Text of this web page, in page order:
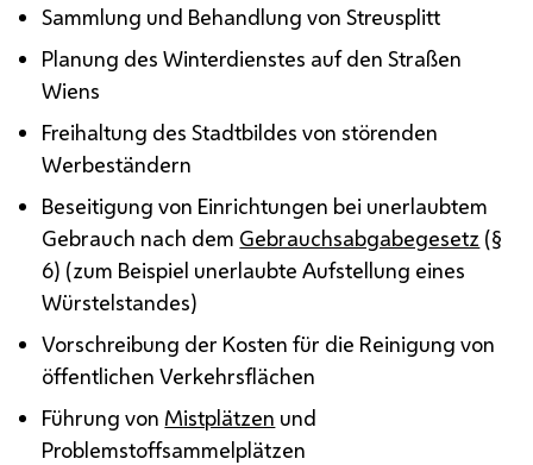
Sammlung und Behandlung von Streusplitt
Planung des Winterdienstes auf den Straßen
Wiens
Freihaltung des Stadtbildes von störenden
Werbeständern
Beseitigung von Einrichtungen bei unerlaubtem
Gebrauch nach dem Gebrauchsabgabegesetz (§
6) (zum Beispiel unerlaubte Aufstellung eines
Würstelstandes)
Vorschreibung der Kosten für die Reinigung von
öffentlichen Verkehrsflächen
Führung von Mistplätzen und
Problemstoffsammelplätzen